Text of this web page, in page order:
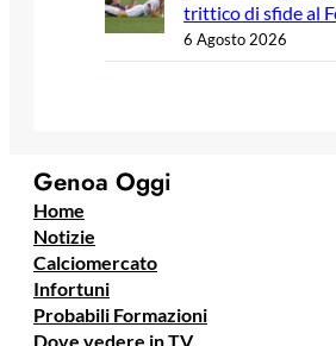
trittico di sfide al
6 Agosto 2026
Genoa Oggi
Home
Notizie
Calciomercato
Infortuni
Probabili Formazioni
Dove vedere in TV